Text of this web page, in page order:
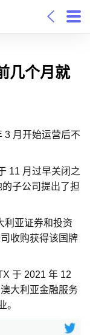
几个月就
3 月开始运营后不
11 月过早关闭之
子公司提出了担
利亚证券和投资
收购获得该国牌
于 2021 年 12
大利亚金融服务
。